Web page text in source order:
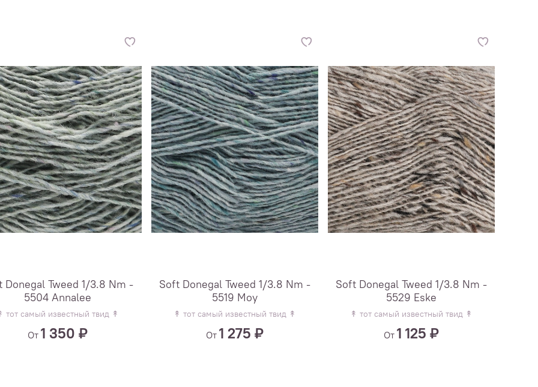
Donegal Tweed 1/3.8 Nm -
5504 Annalee
тот самый известный твид ↟
От 1 350 ₽
Soft Donegal Tweed 1/3.8 Nm -
5519 Moy
↟ тот самый известный твид ↟
От 1 275 ₽
Soft Donegal Tweed 1/3.8 Nm -
5529 Eske
↟ тот самый известный твид ↟
От 1 125 ₽